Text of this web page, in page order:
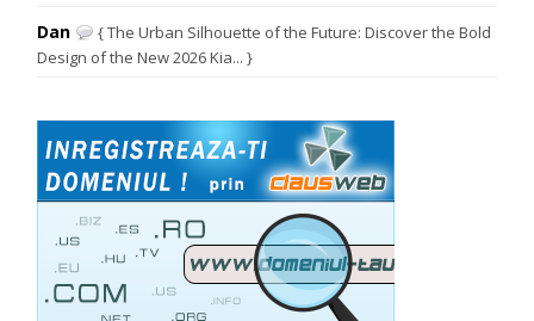
Dan
{ The Urban Silhouette of the Future: Discover the Bold
Design of the New 2026 Kia... }